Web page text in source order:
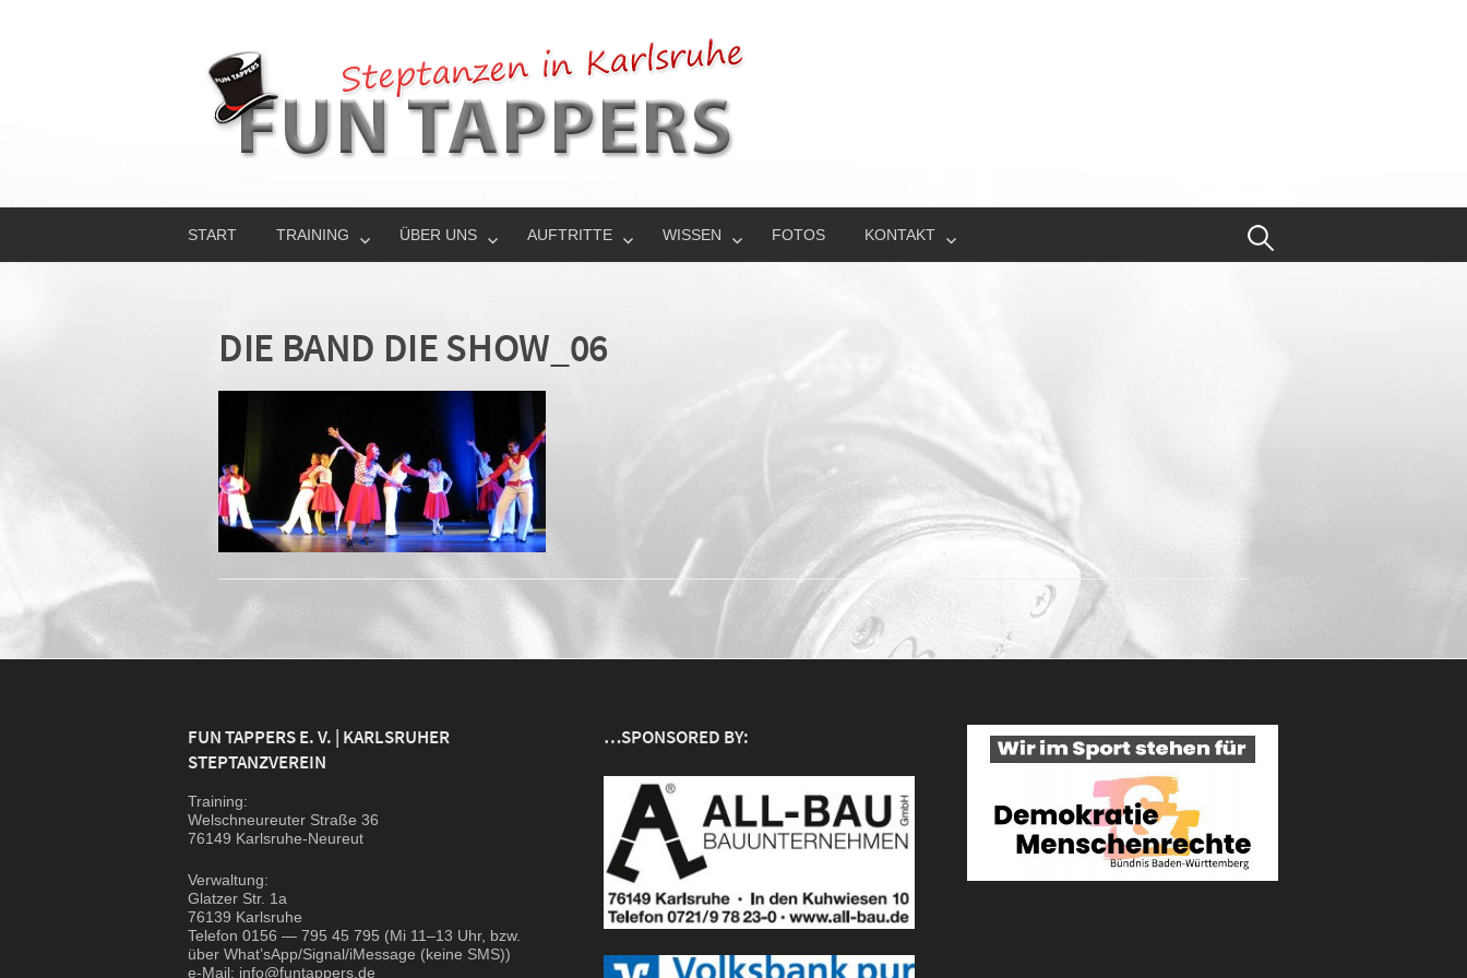
START TRAINING ÜBER UNS AUFTRITTE WISSEN FOTOS KONTAKT
DIE BAND DIE SHOW_06
FUN TAPPERS E. V. | KARLSRUHER
STEPTANZVEREIN
Trai­ning:
Wel­sch­neu­reu­ter Stra­ße 36
76149 Karlsruhe-Neureut
Ver­wal­tung:
Glat­zer Str. 1a
76139 Karlsruhe
Tele­fon 0156 — 795 45 795 (Mi 11–13 Uhr, bzw.
über What’sApp/Signal/iMessage (kei­ne SMS))
e‑Mail: info@funtappers.de
…SPONSORED BY: